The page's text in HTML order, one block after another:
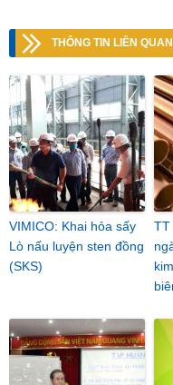
THÔNG TIN LIÊN QUAN
VIMICO: Khai hỏa sấy
Lò nấu luyện sten đồng
(SKS)
TT